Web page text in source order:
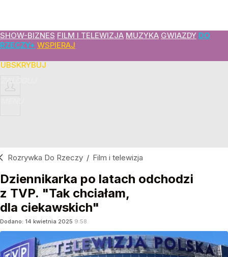
SHOW-BIZNES FILM I TELEWIZJA MUZYKA GWIAZDY DO
RZECZY+ WSPIERAJ
ZALOGUJ
Rozrywka Do Rzeczy / Film i telewizja
Dziennikarka po latach odchodzi
z TVP. "Tak chciałam,
dla ciekawskich"
Dodano: 14 kwietnia 2025 9:58